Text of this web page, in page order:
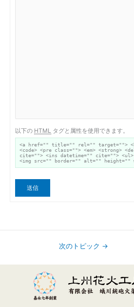
以下の HTML タグと属性を使用できます。
<a href="" title="" rel="" target="">
<code> <pre class=""> <em> <strong>
cite=""> <ins datetime="" cite="">
<img src="" border="" alt="" height=""
送信
次のトピック →